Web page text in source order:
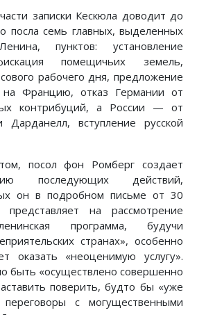
записки Кескюла доводит до
посла семь главных, выделенных
пунктов: установление
помещичьих земель,
рабочего дня, предложение
Францию, отказ Германии от
контрибуций, а России — от
Дарданелл, вступление русской
посол фон Ромберг создает
последующих действий,
он в подробном письме от 30
на рассмотрение
программа, будучи
странах», особенно
оказать «неоценимую услугу».
быть «осуществлено совершенно
поверить, будто бы «уже
с могущественными